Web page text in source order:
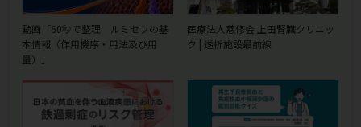
動画「60秒で整理 ルミセフの基
本情報（作用機序・用法及び用
量）」
医療法人慈修会 上田腎臓クリニッ
ク | 透析施設最前線